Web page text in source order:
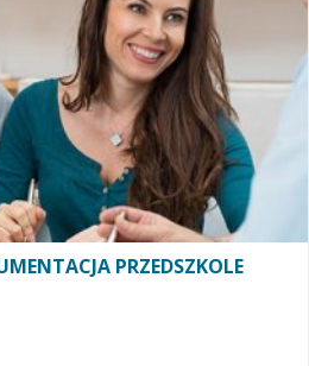
PRZEDSZKOLE